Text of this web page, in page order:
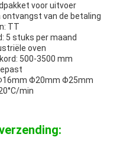
voor uitvoer
ontvangst van de betaling
TT
5 stuks per maand
oven
500-3500 mm
Φ20mm Φ25mm
min